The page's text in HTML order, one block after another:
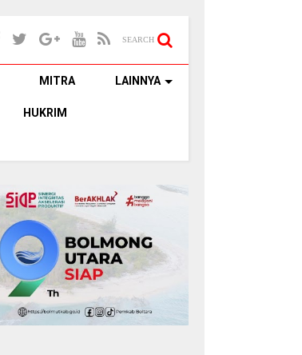
SEARCH
MITRA LAINNYA
HUKRIM